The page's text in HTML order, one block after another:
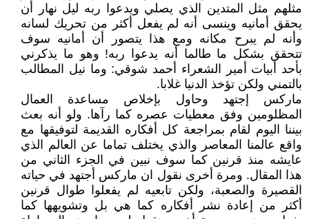
مثلهم مثل المتدين الذي يصلي ويدعوا ربه ليل نهار أن
يحقق أمانيه وينسى أنه لم يفعل أكثر من تحريك لسانه
وأنه لم يبرح مكانه ومع هذا يتصور أن أمانيه سوف
تتحقق بشكل ما طالما أنه يدعوا ربه! وهو ما يذكرني
بأحد أبيات أمير الشعراء أحمد شوقي: وما نيل المطالب
بالتمني ولكن تؤخذ الدنيا غلابا.
ماركس إجتهد وحاول بإخلاص مساعدة العمال
المظلومين وفق معطيات عصره كما رآها. ولو أنه بعث
بيننا اليوم لقام بمراجعة كل أفكاره القديمة لتوفيقها مع
واقع عالمنا المعاصر والذي يختلف تماما عن العالم الذي
عايشه منذ قرنين كما سوف نبين في الجزء الثاني من
هذا المقال. ومرة أخرى نقول ان ماركس أجتهد في حياته
القصيرة والصعبة، ولكن تابعيه لم يفعلوا طوال قرنين
أكثر من إعادة نشر أفكاره كما هي بل وتشويهها كما